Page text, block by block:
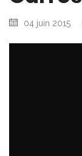
04 juin 2015